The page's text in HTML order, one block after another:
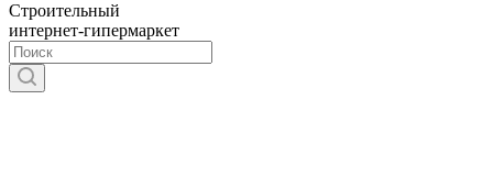
Строительный
интернет-гипермаркет